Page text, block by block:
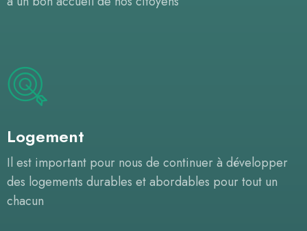
Logement
Il est important pour nous de continuer à développer
des logements durables et abordables pour tout un
chacun